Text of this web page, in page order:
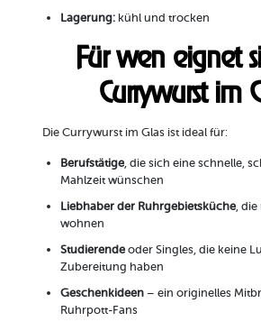
Lagerung:kühl und trocken
Für wen eignet
Currywurst im
Die Currywurst im Glas ist ideal für:
Berufstätige, die sich eine schnelle,
Mahlzeit wünschen
Liebhaber der Ruhrgebietsküche, die
wohnen
Studierendeoder Singles, die keine
Zubereitung haben
Geschenkideen– ein originelles
Ruhrpott-Fans